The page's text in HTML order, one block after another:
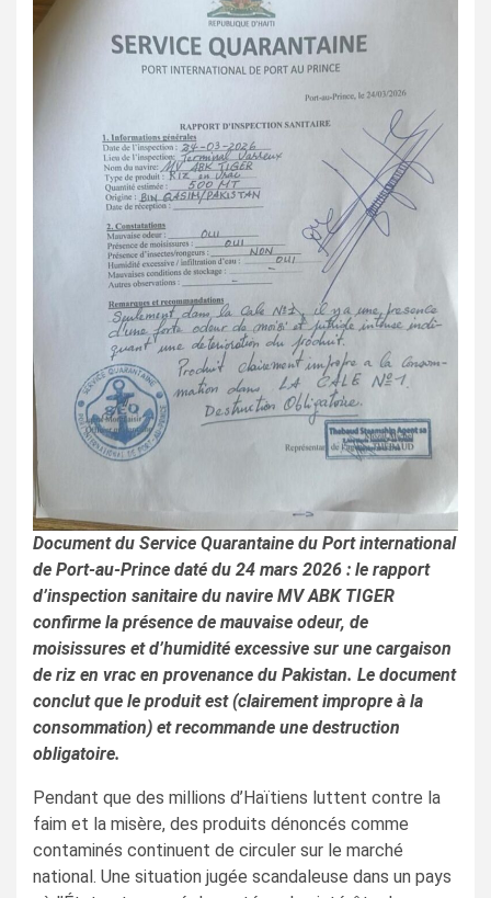
Document du Service Quarantaine du Port international
de Port-au-Prince daté du 24 mars 2026 : le rapport
d’inspection sanitaire du navire MV ABK TIGER
confirme la présence de mauvaise odeur, de
moisissures et d’humidité excessive sur une cargaison
de riz en vrac en provenance du Pakistan. Le document
conclut que le produit est (clairement impropre à la
consommation) et recommande une destruction
obligatoire.
Pendant que des millions d’Haïtiens luttent contre la
faim et la misère, des produits dénoncés comme
contaminés continuent de circuler sur le marché
national. Une situation jugée scandaleuse dans un pays